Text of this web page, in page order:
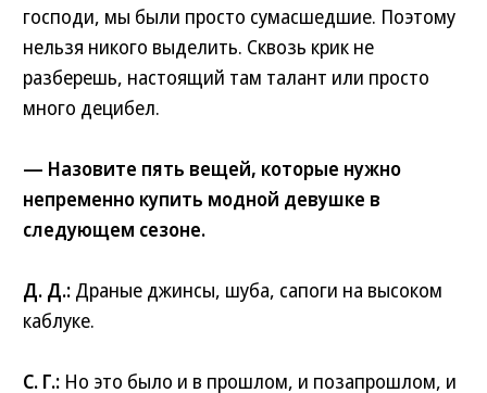
господи, мы были просто сумасшедшие. Поэтому
нельзя никого выделить. Сквозь крик не
разберешь, настоящий там талант или просто
много децибел.
— Назовите пять вещей, которые нужно
непременно купить модной девушке в
следующем сезоне.
Д. Д.: Драные джинсы, шуба, сапоги на высоком
каблуке.
С. Г.: Но это было и в прошлом, и позапрошлом, и